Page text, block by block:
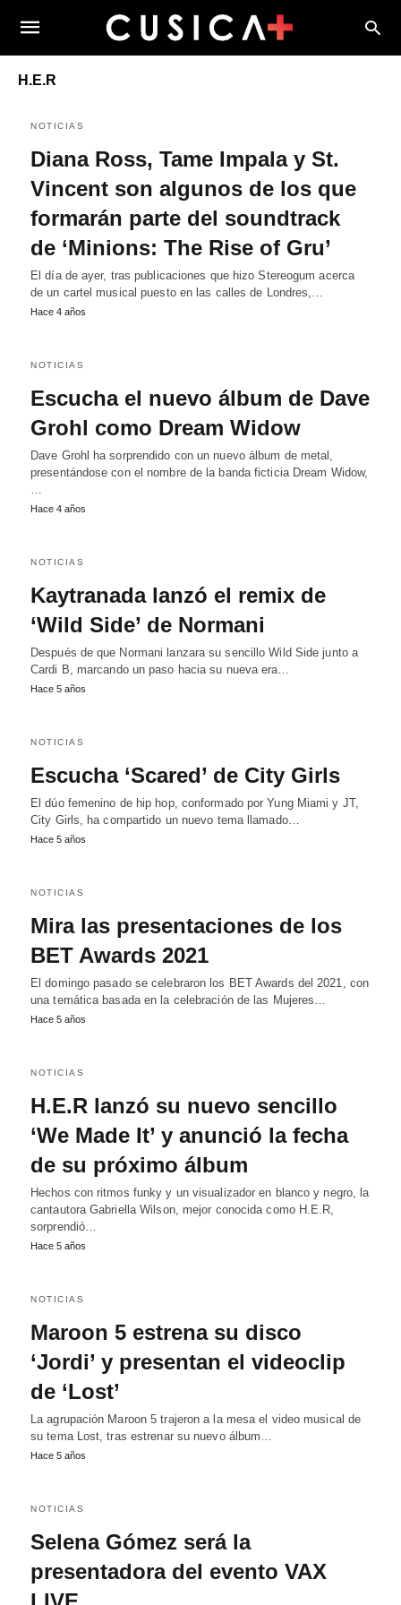
H.E.R
NOTICIAS
Diana Ross, Tame Impala y St.
Vincent son algunos de los que
formarán parte del soundtrack
de ‘Minions: The Rise of Gru’
El día de ayer, tras publicaciones que hizo Stereogum acerca
de un cartel musical puesto en las calles de Londres,…
Hace 4 años
NOTICIAS
Escucha el nuevo álbum de Dave
Grohl como Dream Widow
Dave Grohl ha sorprendido con un nuevo álbum de metal,
presentándose con el nombre de la banda ficticia Dream Widow,
…
Hace 4 años
NOTICIAS
Kaytranada lanzó el remix de
‘Wild Side’ de Normani
Después de que Normani lanzara su sencillo Wild Side junto a
Cardi B, marcando un paso hacia su nueva era…
Hace 5 años
NOTICIAS
Escucha ‘Scared’ de City Girls
El dúo femenino de hip hop, conformado por Yung Miami y JT,
City Girls, ha compartido un nuevo tema llamado…
Hace 5 años
NOTICIAS
Mira las presentaciones de los
BET Awards 2021
El domingo pasado se celebraron los BET Awards del 2021, con
una temática basada en la celebración de las Mujeres…
Hace 5 años
NOTICIAS
H.E.R lanzó su nuevo sencillo
‘We Made It’ y anunció la fecha
de su próximo álbum
Hechos con ritmos funky y un visualizador en blanco y negro, la
cantautora Gabriella Wilson, mejor conocida como H.E.R,
sorprendió…
Hace 5 años
NOTICIAS
Maroon 5 estrena su disco
‘Jordi’ y presentan el videoclip
de ‘Lost’
La agrupación Maroon 5 trajeron a la mesa el video musical de
su tema Lost, tras estrenar su nuevo álbum…
Hace 5 años
NOTICIAS
Selena Gómez será la
presentadora del evento VAX